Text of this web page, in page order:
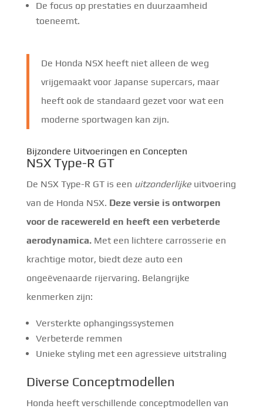
De focus op prestaties en duurzaamheid
toeneemt.
De Honda NSX heeft niet alleen de weg
vrijgemaakt voor Japanse supercars, maar
heeft ook de standaard gezet voor wat een
moderne sportwagen kan zijn.
Bijzondere Uitvoeringen en Concepten
NSX Type-R GT
De NSX Type-R GT is een uitzonderlijkeuitvoering
van de Honda NSX. Deze versie is ontworpen
voor de racewereld en heeft een verbeterde
aerodynamica.Met een lichtere carrosserie en
krachtige motor, biedt deze auto een
ongeëvenaarde rijervaring. Belangrijke
kenmerken zijn:
Versterkte ophangingssystemen
Verbeterde remmen
Unieke styling met een agressieve uitstraling
Diverse Conceptmodellen
Honda heeft verschillende conceptmodellen van